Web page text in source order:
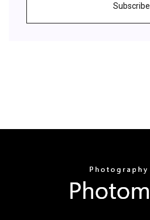
Subscribe